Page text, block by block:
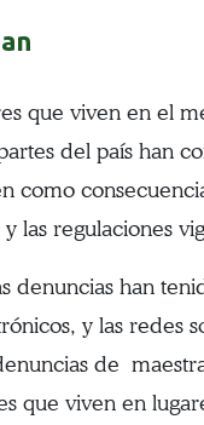
que viven en el
del país han
como
las regulaciones
denuncias han
y las redes
de
que viven en